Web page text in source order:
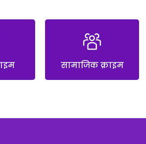
सामाजिक क्राइम